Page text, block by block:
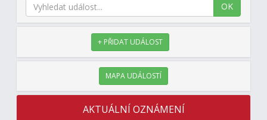
OK
+ PŘIDAT UDÁLOST
MAPA UDÁLOSTÍ
AKTUÁLNÍ OZNÁMENÍ